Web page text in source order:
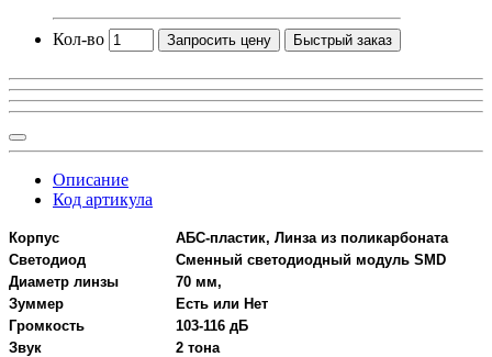
Кол-во Запросить цену Быстрый заказ
Описание
Код артикула
Корпус
АБС-пластик, Линза из поликарбоната
Светодиод
Сменный светодиодный модуль SMD
Диаметр линзы
70 мм,
Зуммер
Есть или Нет
Громкость
103-116 дБ
Звук
2 тона